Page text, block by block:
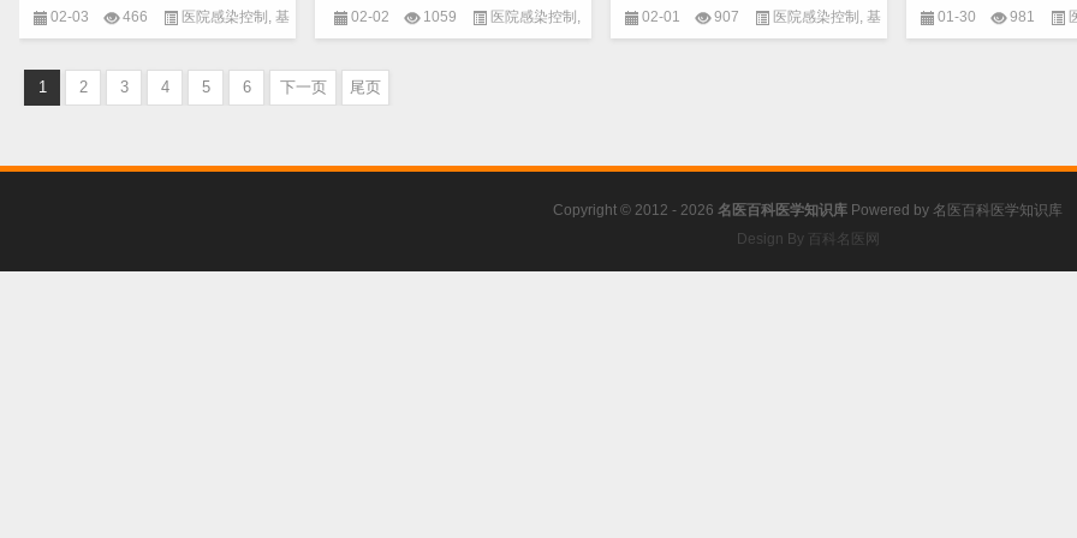
02-03 466 医院感染控制 基 02-02 1059 医院感染控制 02-01 907 医院感染控制 基 01-30 981
1 2 3 4 5 6 下一页 尾页
Copyright © 2012 - 2026 名医百科医学知识库 Powered by 名医百科医学知识库
Design By 百科名医网